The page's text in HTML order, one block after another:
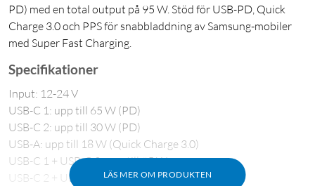
PD) med en total output på 95 W. Stöd för USB-PD, Quick
Charge 3.0 och PPS för snabbladdning av Samsung-mobiler
med Super Fast Charging.
LÄS MER OM PRODUKTEN
Specifikationer
Input: 12-24 V
USB-C 1: upp till 65 W (PD)
USB-C 2: upp till 30 W (PD)
USB-A: upp till 18 W (Quick Charge 3.0)
USB-C 1 + USB-C 2: upp till 95 W
USB-C 2 + USB A: upp till 15 W